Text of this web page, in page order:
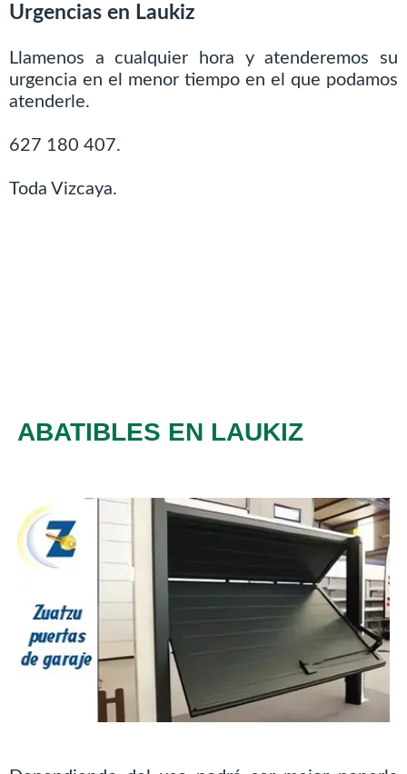
Urgencias en Laukiz
Llamenos a cualquier hora y atenderemos su
urgencia en el menor tiempo en el que podamos
atenderle.
627 180 407.
Toda Vizcaya.
ABATIBLES EN LAUKIZ